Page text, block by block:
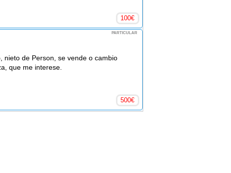
100€
PARTICULAR
nieto de Person, se vende o cambio
que me interese.
500€